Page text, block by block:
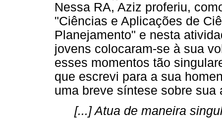
Nessa RA, Aziz proferiu,
"Ciências e Aplicações de
Planejamento" e nesta
jovens colocaram-se à sua
esses momentos tão
que escrevi para a sua
uma breve síntese sobre sua
[...] Atua de maneira